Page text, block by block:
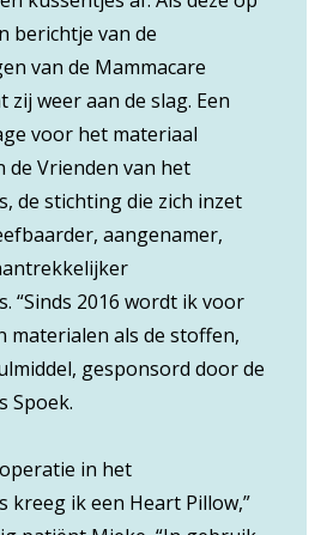
berichtje van de
van de Mammacare
zij weer aan de slag. Een
voor het materiaal
de Vrienden van het
de stichting die zich inzet
aangenamer,
“Sinds 2016 wordt ik voor
materialen als de stoffen,
gesponsord door de
Spoek.
in het
kreeg ik een Heart Pillow,”